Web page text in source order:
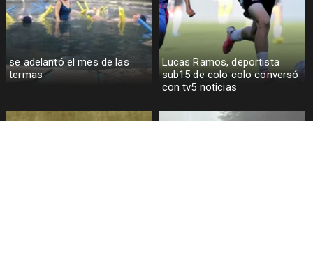
se adelantó el mes de las
termas
Lucas Ramos, deportista
sub15 de colo colo conversó
con tv5 noticias